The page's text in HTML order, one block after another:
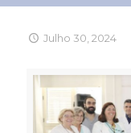
Julho 30, 2024